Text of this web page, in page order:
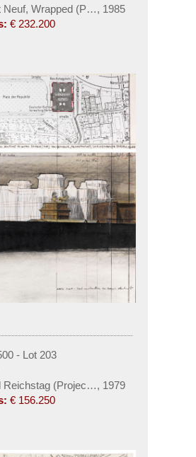
Neuf, Wrapped (Project for Paris) (2-teilig)
, 1985
€ 232.200
- Lot 203
Reichstag (Project for der Deutsche
, 1979
€ 156.250